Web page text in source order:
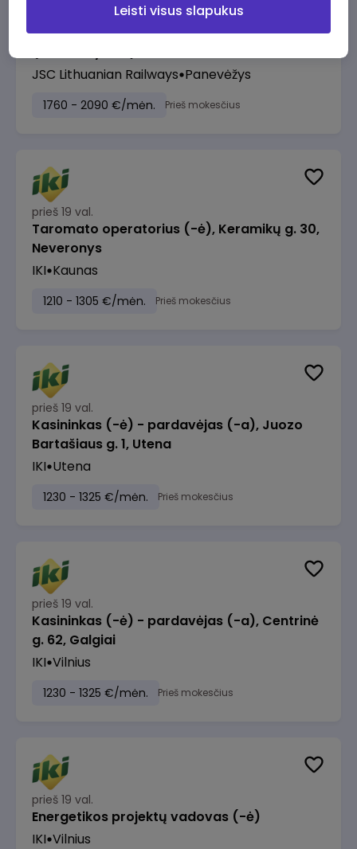
Manevrų operatorius (-ė) (Panevėžys)
JSC Lithuanian Railways Panevėžys
1760 - 2090 €/mėn. Prieš mokesčius
prieš 19 val.
Taromato operatorius (-ė), Keramikų g. 30,
Neveronys
IKI Kaunas
1210 - 1305 €/mėn. Prieš mokesčius
prieš 19 val.
Kasininkas (-ė) - pardavėjas (-a), Juozo
Bartašiaus g. 1, Utena
IKI Utena
1230 - 1325 €/mėn. Prieš mokesčius
prieš 19 val.
Kasininkas (-ė) - pardavėjas (-a), Centrinė
g. 62, Galgiai
IKI Vilnius
1230 - 1325 €/mėn. Prieš mokesčius
prieš 19 val.
Energetikos projektų vadovas (-ė)
IKI Vilnius
Leisti visus slapukus